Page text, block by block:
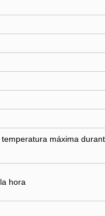
máxima
hora